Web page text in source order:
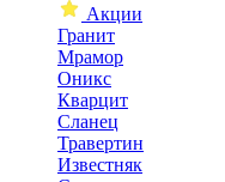
Акции
Гранит
Мрамор
Оникс
Кварцит
Сланец
Травертин
Известняк